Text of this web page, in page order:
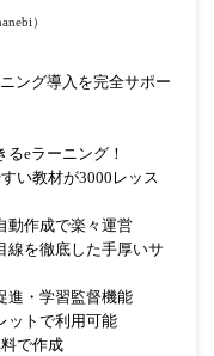
）
ング導入を完全サポー
るeラーニング！
い教材が3000レッス
動作成で楽々運営
線を徹底した手厚いサ
進・学習監督機能
ットで利用可能
で作成